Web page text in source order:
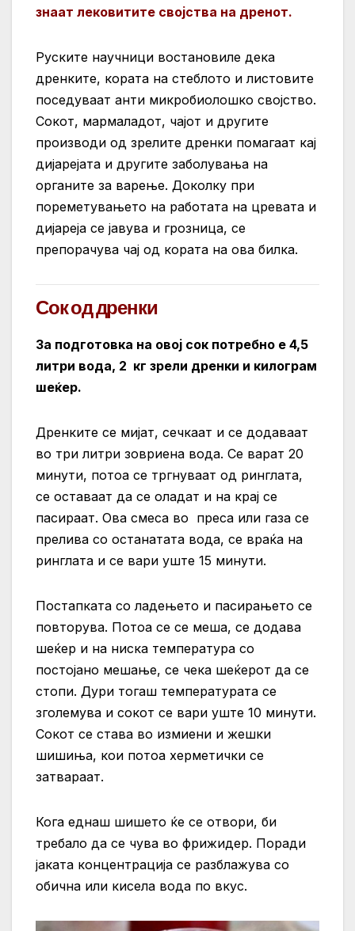
знаат лековитите својства на дренот.
Руските научници востановиле дека
дренките, кората на стеблото и листовите
поседуваат анти микробиолошко својство.
Сокот, мармаладот, чајот и другите
производи од зрелите дренки помагаат кај
дијарејата и другите заболувања на
органите за варење. Доколку при
пореметувањето на работата на цревата и
дијареја се јавува и грозница, се
препорачува чај од кората на ова билка.
Сок од дренки
За подготовка на овој сок потребно е 4,5
литри вода, 2 кг зрели дренки и килограм
шеќер.
Дренките се мијат, сечкаат и се додаваат
во три литри зовриена вода. Се варат 20
минути, потоа се тргнуваат од ринглата,
се оставаат да се оладат и на крај се
пасираат. Ова смеса во преса или газа се
прелива со останатата вода, се враќа на
ринглата и се вари уште 15 минути.
Постапката со ладењето и пасирањето се
повторува. Потоа се се меша, се додава
шеќер и на ниска температура со
постојано мешање, се чека шеќерот да се
стопи. Дури тогаш температурата се
зголемува и сокот се вари уште 10 минути.
Сокот се става во измиени и жешки
шишиња, кои потоа херметички се
затвараат.
Кога еднаш шишето ќе се отвори, би
требало да се чува во фрижидер. Поради
јаката концентрација се разблажува со
обична или кисела вода по вкус.